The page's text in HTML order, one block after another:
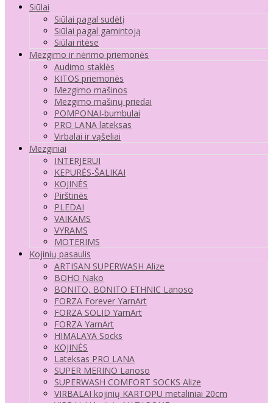
Siūlai
Siūlai pagal sudėtį
Siūlai pagal gamintoją
Siūlai ritėse
Mezgimo ir nėrimo priemonės
Audimo staklės
KITOS priemonės
Mezgimo mašinos
Mezgimo mašinų priedai
POMPONAI-bumbulai
PRO LANA lateksas
Virbalai ir vąšeliai
Mezginiai
INTERJERUI
KEPURĖS-ŠALIKAI
KOJINĖS
Pirštinės
PLEDAI
VAIKAMS
VYRAMS
MOTERIMS
Kojinių pasaulis
ARTISAN SUPERWASH Alize
BOHO Nako
BONITO, BONITO ETHNIC Lanoso
FORZA Forever YarnArt
FORZA SOLID YarnArt
FORZA YarnArt
HIMALAYA Socks
KOJINĖS
Lateksas PRO LANA
SUPER MERINO Lanoso
SUPERWASH COMFORT SOCKS Alize
VIRBALAI kojinių KARTOPU metaliniai 20cm